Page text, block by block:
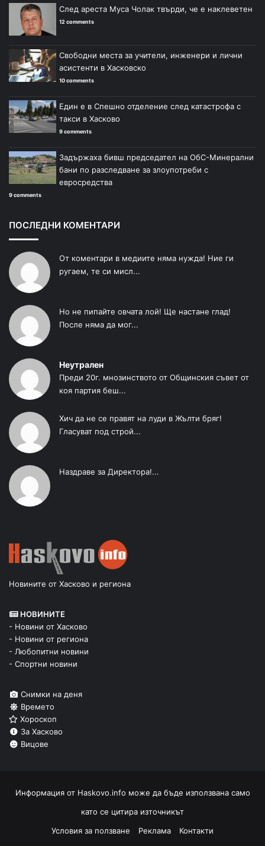
След ареста Муса Чолак твърди, че е наклеветен
12 comments
Свободни места за учители, инженери и лични
асистенти в Хасковско
10 comments
Един е в Спешно отделение след катастрофа с
такси в Хасково
9 comments
Задържаха бивш председател на ОбС-Минерални
бани по разследване за злоупотреби с
евросредства
9 comments
ПОСЛЕДНИ КОМЕНТАРИ
От коментари в медиите няма нужда! Ние ги
ругаем, те си мисл...
Но не пипайте овчата лой! Ще настане глад!
После няма да мог...
Неутрален
Преди 20г. мнозинството от Общинския съвет от
коя партия беш...
Хич да не се правят на луди в Жълти бряг!
Гласуват под строй...
Наздраве за Директора!...
Новините от Хасково и региона
НОВИНИТЕ
- Новини от Хасково
- Новини от региона
- Любопитни новини
- Спортни новини
Снимки на деня
Времето
Хороскоп
За Хасково
Вицове
Информация от Haskovo.info може да бъде използвана само
като се цитира източникът
Условия за ползване
Реклама Контакти